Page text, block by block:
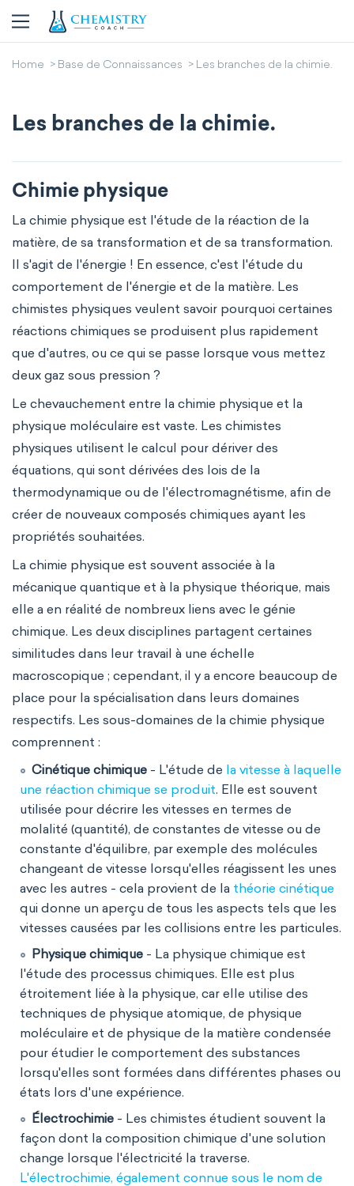
Home Base de Connaissances Les branches de la chimie.
Les branches de la chimie.
Chimie physique
La chimie physique est l'étude de la réaction de la
matière, de sa transformation et de sa transformation.
Il s'agit de l'énergie ! En essence, c'est l'étude du
comportement de l'énergie et de la matière. Les
chimistes physiques veulent savoir pourquoi certaines
réactions chimiques se produisent plus rapidement
que d'autres, ou ce qui se passe lorsque vous mettez
deux gaz sous pression ?
Le chevauchement entre la chimie physique et la
physique moléculaire est vaste. Les chimistes
physiques utilisent le calcul pour dériver des
équations, qui sont dérivées des lois de la
thermodynamique ou de l'électromagnétisme, afin de
créer de nouveaux composés chimiques ayant les
propriétés souhaitées.
La chimie physique est souvent associée à la
mécanique quantique et à la physique théorique, mais
elle a en réalité de nombreux liens avec le génie
chimique. Les deux disciplines partagent certaines
similitudes dans leur travail à une échelle
macroscopique ; cependant, il y a encore beaucoup de
place pour la spécialisation dans leurs domaines
respectifs. Les sous-domaines de la chimie physique
comprennent :
Cinétique chimique - L'étude de la vitesse à laquelle
une réaction chimique se produit. Elle est souvent
utilisée pour décrire les vitesses en termes de
molalité (quantité), de constantes de vitesse ou de
constante d'équilibre, par exemple des molécules
changeant de vitesse lorsqu'elles réagissent les unes
avec les autres - cela provient de la théorie cinétique
qui donne un aperçu de tous les aspects tels que les
vitesses causées par les collisions entre les particules.
Physique chimique - La physique chimique est
l'étude des processus chimiques. Elle est plus
étroitement liée à la physique, car elle utilise des
techniques de physique atomique, de physique
moléculaire et de physique de la matière condensée
pour étudier le comportement des substances
lorsqu'elles sont formées dans différentes phases ou
états lors d'une expérience.
Électrochimie - Les chimistes étudient souvent la
façon dont la composition chimique d'une solution
change lorsque l'électricité la traverse.
L'électrochimie, également connue sous le nom de